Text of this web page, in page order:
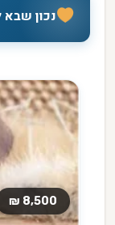
נכון
8,500 ₪